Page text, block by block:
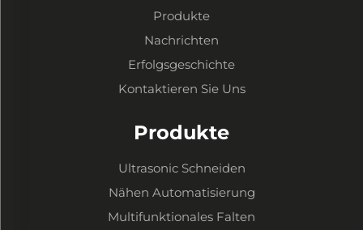
Produkte
Nachrichten
Erfolgsgeschichte
Kontaktieren Sie Uns
Produkte
Ultrasonic Schneiden
Nähen Automatisierung
Multifunktionales Falten